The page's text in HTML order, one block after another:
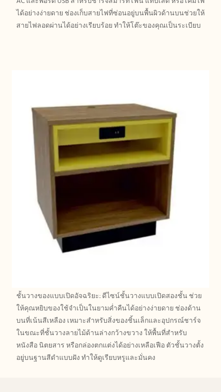
ได้อย่างง่ายดาย ช่องเก็บสายไฟที่ซ่อนอยู่บนพื้นผิวด้านบนช่วยให้
สายไฟลอดผ่านได้อย่างเรียบร้อย ทำให้โต๊ะของคุณเป็นระเบียบ
ชั้นวางของแบบเปิดอัจฉริยะ: ดีไซน์ชั้นวางแบบเปิดสองชั้น ช่วย
ให้คุณหยิบของใช้จำเป็นในยามค่ำคืนได้อย่างง่ายดาย ช่องด้าน
บนที่เน้นสีเหลือง เหมาะสำหรับสิ่งของชิ้นเล็กและอุปกรณ์ชาร์จ
ในขณะที่ชั้นวางลายไม้ด้านล่างกว้างขวาง ให้พื้นที่สำหรับ
หนังสือ นิตยสาร หรือกล่องตกแต่งได้อย่างเหลือเฟือ ตัวชั้นวางตั้ง
อยู่บนฐานสีดำแบบฝัง ทำให้ดูเรียบหรูและมั่นคง